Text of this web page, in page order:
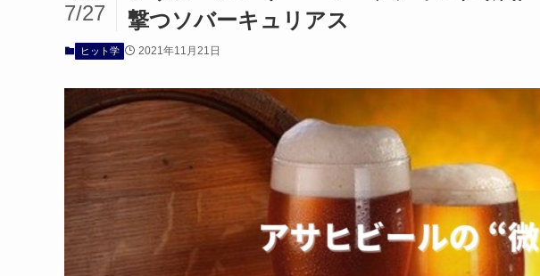
撃つソバーキュリアス
7/27
ヒット学 2021年11月21日